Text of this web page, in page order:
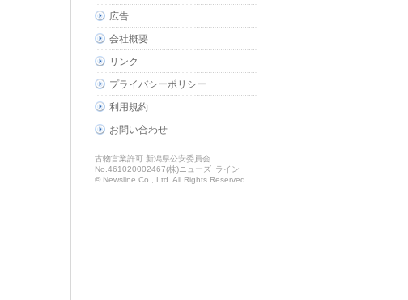
広告
会社概要
リンク
プライバシーポリシー
利用規約
お問い合わせ
古物営業許可 新潟県公安委員会
No.461020002467(株)ニューズ･ライン
© Newsline Co., Ltd. All Rights Reserved.